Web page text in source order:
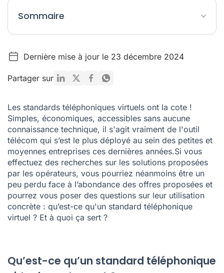
Sommaire
Des standards virtuels de plus en plus…virtuels
Le WebRTC, la dernière brique technologique pour un
standard 100% virtuel
gérer
Configuration d’un standard virtuel : tout ce qu’un utilisateur
peut faire
Dernière mise à jour le 23 décembre 2024
Partager sur
Les standards téléphoniques virtuels ont la cote !
Simples, économiques, accessibles sans aucune
connaissance technique, il s'agit vraiment de l'outil
télécom qui s’est le plus déployé au sein des petites et
moyennes entreprises ces dernières années.Si vous
effectuez des recherches sur les solutions proposées
par les opérateurs, vous pourriez néanmoins être un
peu perdu face à l’abondance des offres proposées et
pourrez vous poser des questions sur leur utilisation
concrète : qu’est-ce qu'un standard téléphonique
virtuel ? Et à quoi ça sert ?
Qu’est-ce qu’un standard téléphonique